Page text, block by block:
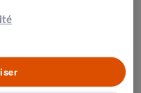
cheval ne sont pas
compresses